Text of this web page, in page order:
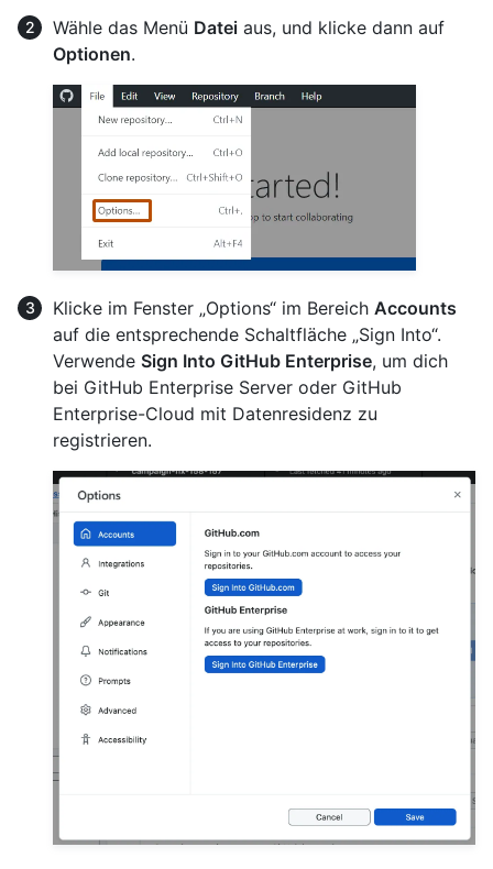
Wähle das Menü Datei aus, und klicke dann auf
Optionen.
Klicke im Fenster „Options“ im Bereich Accounts
auf die entsprechende Schaltfläche „Sign Into“.
Verwende Sign Into GitHub Enterprise, um dich
bei GitHub Enterprise Server oder GitHub
Enterprise-Cloud mit Datenresidenz zu
registrieren.